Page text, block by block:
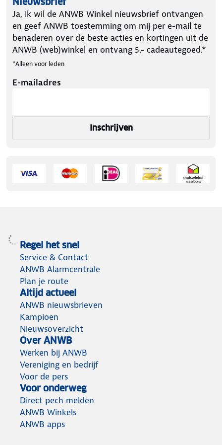
Automodel: Scala
Carrosserie: 5 deurs hatchback
Bouwjaar vanaf: 2019 t/m 2023
Daktype: Glad dak
Bijzonderheden: Ook geschikt voor panoramadak
Specificaties Nordrive dakdragers Skoda Scala 5
Voldoet aan City Crashtest : Ja
Sloten inbegrepen : Ja
Max. draagvermogen (kg) : 75
Geschikt voor u-beugels (van 8 cm breed) : Ja
Afm. stangen (LxBxH) (mm) : 1270 x 32 x 22
Ja, ik wil de ANWB Winkel nieuwsbrief ontvangen
en geef ANWB toestemming om mij per e-mail te
benaderen over de beste acties en kortingen uit de
ANWB (web)winkel en ontvang 5.- cadeautegoed.*
*Alleen voor leden
E-mailadres
Inschrijven
Regel het snel
Service & Contact
ANWB Alarmcentrale
Plan je route
Altijd actueel
ANWB nieuwsbrieven
Kampioen
Nieuwsoverzicht
Over ANWB
Werken bij ANWB
Vereniging en bedrijf
Voor de pers
Voor onderweg
Direct pech melden
ANWB Winkels
ANWB apps